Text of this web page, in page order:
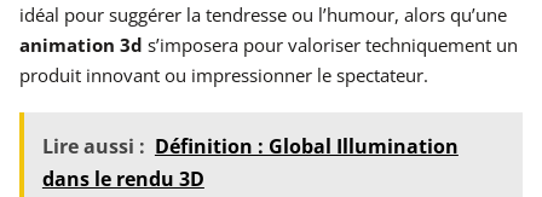
idéal pour suggérer la tendresse ou l’humour, alors qu’une
animation 3d s’imposera pour valoriser techniquement un
produit innovant ou impressionner le spectateur.
Lire aussi : Définition : Global Illumination
dans le rendu 3D